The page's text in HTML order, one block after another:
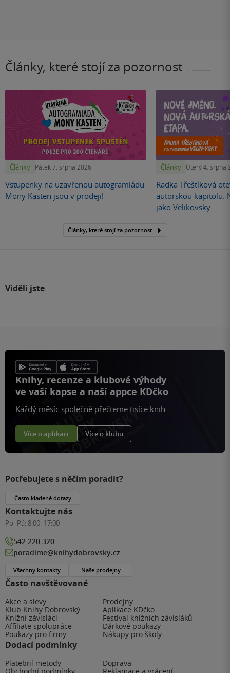
Články, které stojí za pozornost
Články Pátek 7. srpna 2026
Vstupenky na uzavřenou autogramiádu
Mony Kasten jsou v prodeji!
Články Úterý 4. srpna
Radka Třeštíková
autorskou kapitolu.
jako Velikovsky
Články, které stojí za pozornost
Viděli jste
Knihy, recenze a klubové výhody
ve vaší kapse a naší appce KDčko
Každý měsíc společně přečteme tisíce knih
Více o aplikaci Více o klubu
Často navštěvované
Akce a slevy
Prodejny
Klub Knihy Dobrovský
Aplikace KDčko
Knižní závisláci
Festival knižních závisláků
Affiliate spolupráce
Dárkové poukazy
Poukazy pro firmy
Nákupy pro školy
Dodací podmínky
Platební metody
Doprava
Obchodní podmínky
Reklamace a vrácení
Potřebujete s něčím poradit?
Často kladené dotazy
Kontaktujte nás
Po–Pá: 8:00–17:00
542 220 320
poradime@knihydobrovsky.cz
Všechny kontakty Naše prodejny